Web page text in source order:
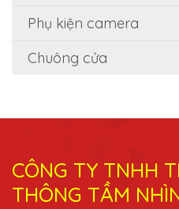
Phụ kiện camera
Chuông cửa
CÔNG TY TNHH
THÔNG TẦM